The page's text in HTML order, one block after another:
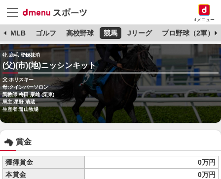
dメニュー
MLB ゴルフ 高校野球 競馬 Jリーグ プロ野球（2軍）
牝 鹿毛 登録抹消
(父)(市)(地)ニッシンキット
父:ホリスキー
母:クインパーソロン
調教師:梅田 康雄 (栗東)
馬主:星野 清蔵
生産者:畠山牧場
賞金
獲得賞金
0万円
本賞金
0万円